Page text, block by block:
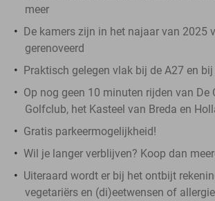
meer
De kamers zijn in het najaar van 2025
gerenoveerd
Praktisch gelegen vlak bij de A27 en
Op nog geen 10 minuten rijden van De
Golfclub, het Kasteel van Breda en
Gratis parkeermogelijkheid!
Wil je langer verblijven? Koop dan
Uiteraard wordt er bij het ontbijt
vegetariërs en (di)eetwensen of